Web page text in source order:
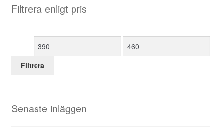
Filtrera enligt pris
Min
Max
Filtrera
Senaste inläggen